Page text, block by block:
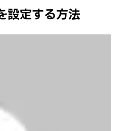
設定する方法